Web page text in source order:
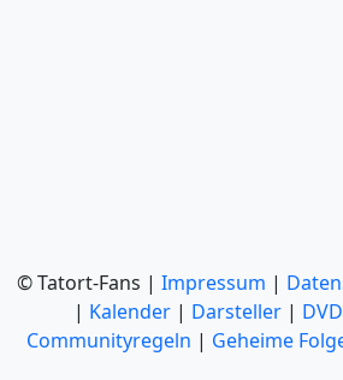
© Tatort-Fans | Impressum |
| Kalender | Darsteller | DVD
Communityregeln | Geheime